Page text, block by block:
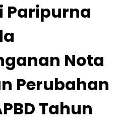
Paripurna
Nota
Perubahan
Tahun